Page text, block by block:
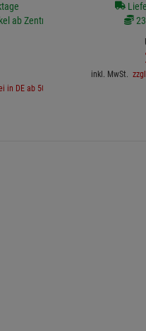
ab Zentrallager
in DE ab 500€
inkl. MwSt.